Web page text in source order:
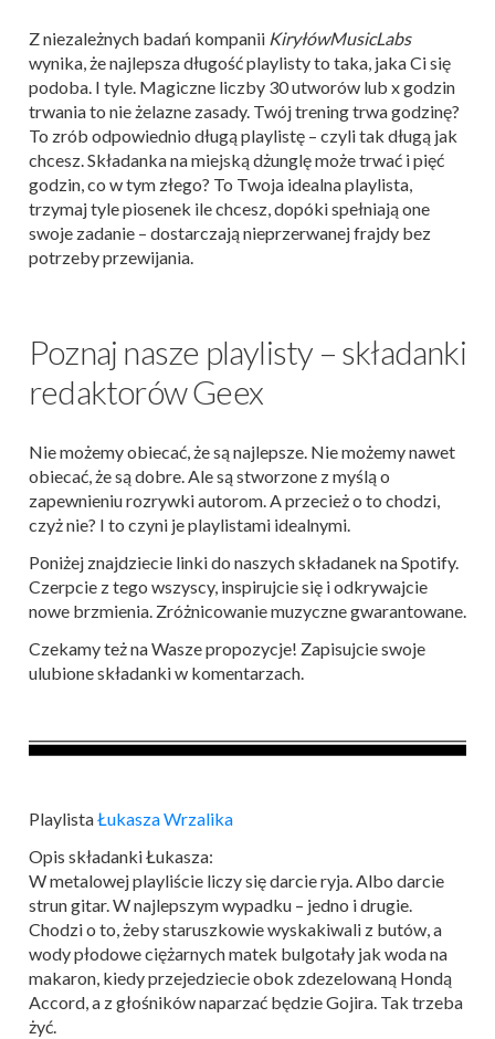
Z niezależnych badań kompanii KiryłówMusicLabs
wynika, że najlepsza długość playlisty to taka, jaka Ci się
podoba. I tyle. Magiczne liczby 30 utworów lub x godzin
trwania to nie żelazne zasady. Twój trening trwa godzinę?
To zrób odpowiednio długą playlistę – czyli tak długą jak
chcesz. Składanka na miejską dżunglę może trwać i pięć
godzin, co w tym złego? To Twoja idealna playlista,
trzymaj tyle piosenek ile chcesz, dopóki spełniają one
swoje zadanie – dostarczają nieprzerwanej frajdy bez
potrzeby przewijania.
Poznaj nasze playlisty – składanki
redaktorów Geex
Nie możemy obiecać, że są najlepsze. Nie możemy nawet
obiecać, że są dobre. Ale są stworzone z myślą o
zapewnieniu rozrywki autorom. A przecież o to chodzi,
czyż nie? I to czyni je playlistami idealnymi.
Poniżej znajdziecie linki do naszych składanek na Spotify.
Czerpcie z tego wszyscy, inspirujcie się i odkrywajcie
nowe brzmienia. Zróżnicowanie muzyczne gwarantowane.
Czekamy też na Wasze propozycje! Zapisujcie swoje
ulubione składanki w komentarzach.
PlaylistaŁukasza Wrzalika
Opis składanki Łukasza:
W metalowej playliście liczy się darcie ryja. Albo darcie
strun gitar. W najlepszym wypadku – jedno i drugie.
Chodzi o to, żeby staruszkowie wyskakiwali z butów, a
wody płodowe ciężarnych matek bulgotały jak woda na
makaron, kiedy przejedziecie obok zdezelowaną Hondą
Accord, a z głośników naparzać będzie Gojira. Tak trzeba
żyć.